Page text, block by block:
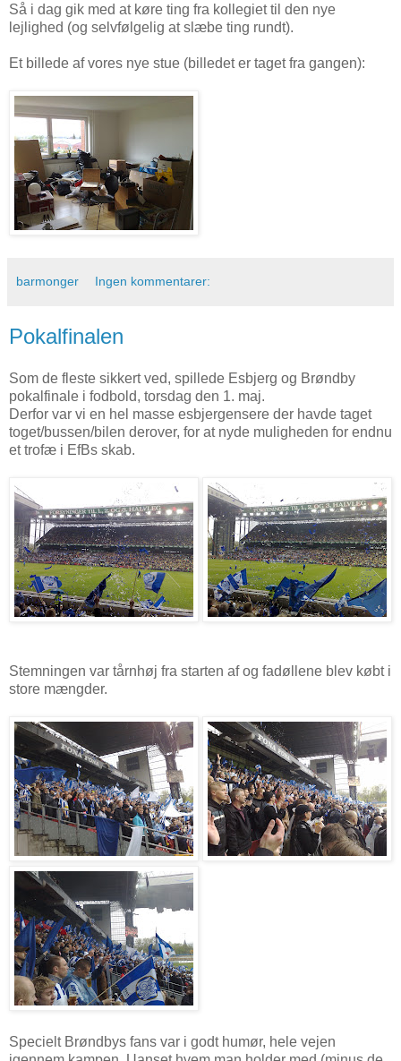
Så i dag gik med at køre ting fra kollegiet til den nye
lejlighed (og selvfølgelig at slæbe ting rundt).
Et billede af vores nye stue (billedet er taget fra gangen):
barmonger Ingen kommentarer:
Pokalfinalen
Som de fleste sikkert ved, spillede Esbjerg og Brøndby
pokalfinale i fodbold, torsdag den 1. maj.
Derfor var vi en hel masse esbjergensere der havde taget
toget/bussen/bilen derover, for at nyde muligheden for endnu
et trofæ i EfBs skab.
Stemningen var tårnhøj fra starten af og fadøllene blev købt i
store mængder.
Specielt Brøndbys fans var i godt humør, hele vejen